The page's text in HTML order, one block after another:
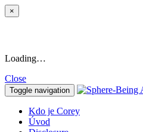
×
Loading…
Close
Toggle navigation
Kdo je Corey
Úvod